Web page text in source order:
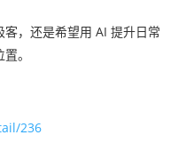
，还是希望用 AI 提升日常
。
236